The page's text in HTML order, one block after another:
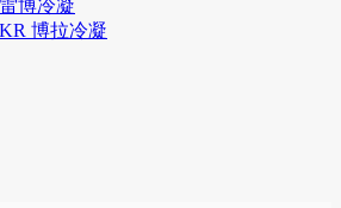
博冷凝
博拉冷凝